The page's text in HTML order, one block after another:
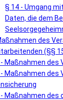
§ 14 - Umgang
Daten, die dem
des
(§§
Maßnahmen des
Maßnahmen des
Maßnahmen des